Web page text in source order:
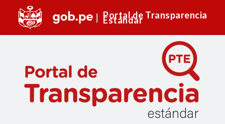
Portal de Transparencia
Estándar